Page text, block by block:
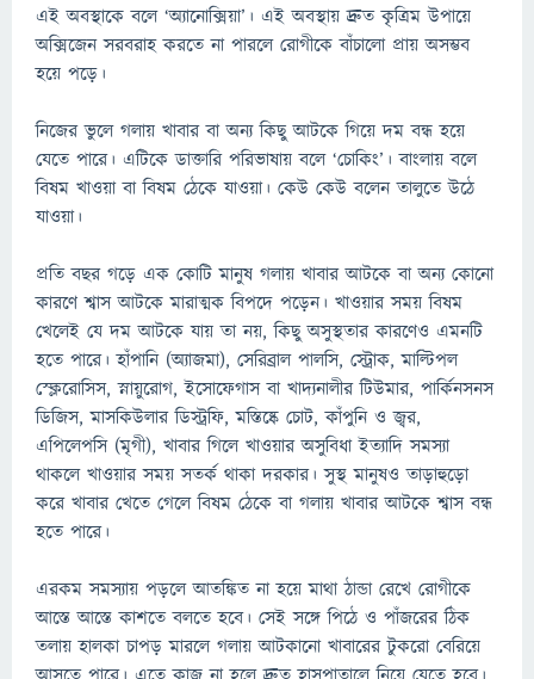
এই অবস্থাকে বলে ‘অ্যানোক্সিয়া’। এই অবস্থায় দ্রুত কৃত্রিম উপায়ে
অক্সিজেন সরবরাহ করতে না পারলে রোগীকে বাঁচালো প্রায় অসম্ভব
হয়ে পড়ে।
নিজের ভুলে গলায় খাবার বা অন্য কিছু আটকে গিয়ে দম বন্ধ হয়ে
যেতে পারে। এটিকে ডাক্তারি পরিভাষায় বলে ‘চোকিং’। বাংলায় বলে
বিষম খাওয়া বা বিষম ঠেকে যাওয়া। কেউ কেউ বলেন তালুতে উঠে
যাওয়া।
প্রতি বছর গড়ে এক কোটি মানুষ গলায় খাবার আটকে বা অন্য কোনো
কারণে শ্বাস আটকে মারাত্মক বিপদে পড়েন। খাওয়ার সময় বিষম
খেলেই যে দম আটকে যায় তা নয়, কিছু অসুস্থতার কারণেও এমনটি
হতে পারে। হাঁপানি (অ্যাজমা), সেরিব্রাল পালসি, স্ট্রোক, মাল্টিপল
স্ক্লেরোসিস, স্নায়ুরোগ, ইসোফেগাস বা খাদ্যনালীর টিউমার, পার্কিনসনস
ডিজিস, মাসকিউলার ডিস্ট্রফি, মস্তিষ্কে চোট, কাঁপুনি ও জ্বর,
এপিলেপসি (মৃগী), খাবার গিলে খাওয়ার অসুবিধা ইত্যাদি সমস্যা
থাকলে খাওয়ার সময় সতর্ক থাকা দরকার। সুস্থ মানুষও তাড়াহুড়ো
করে খাবার খেতে গেলে বিষম ঠেকে বা গলায় খাবার আটকে শ্বাস বন্ধ
হতে পারে।
এরকম সমস্যায় পড়লে আতঙ্কিত না হয়ে মাথা ঠান্ডা রেখে রোগীকে
আস্তে আস্তে কাশতে বলতে হবে। সেই সঙ্গে পিঠে ও পাঁজরের ঠিক
তলায় হালকা চাপড় মারলে গলায় আটকানো খাবারের টুকরো বেরিয়ে